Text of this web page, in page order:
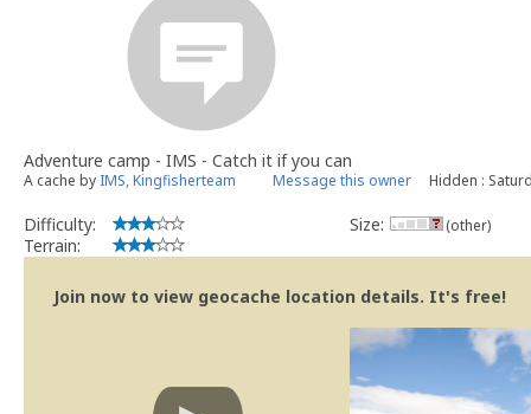
Adventure camp - IMS - Catch it if you can
A cache by IMS, Kingfisherteam Message this owner Hidden :
Difficulty:
Terrain:
Size: (other)
Join now to view geocache location details. It's free!